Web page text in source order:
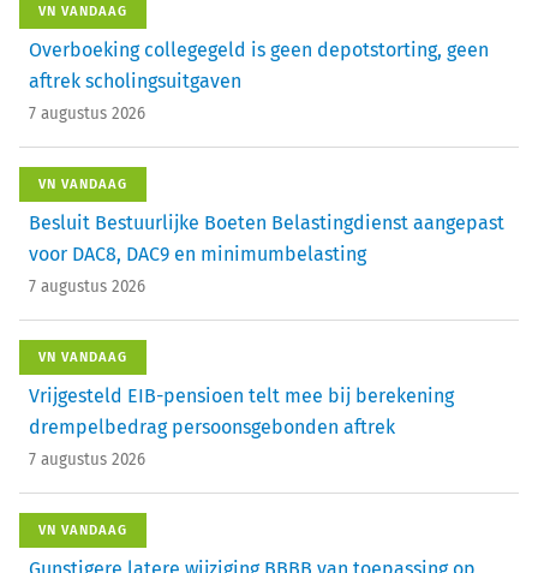
VN VANDAAG
Overboeking collegegeld is geen depotstorting, geen
aftrek scholingsuitgaven
7 augustus 2026
VN VANDAAG
Besluit Bestuurlijke Boeten Belastingdienst aangepast
voor DAC8, DAC9 en minimumbelasting
7 augustus 2026
VN VANDAAG
Vrijgesteld EIB-pensioen telt mee bij berekening
drempelbedrag persoonsgebonden aftrek
7 augustus 2026
VN VANDAAG